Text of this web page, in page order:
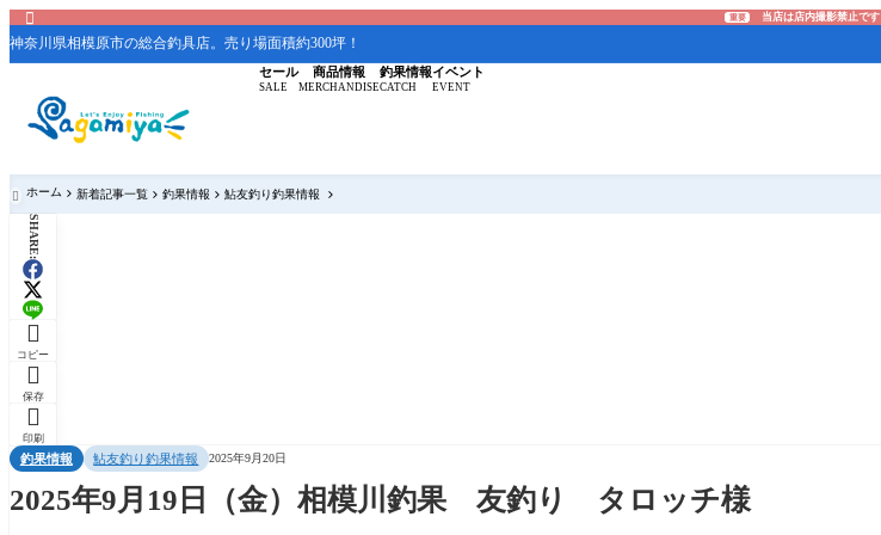
 重要 当店は店内撮影禁止です
神奈川県相模原市の総合釣具店。売り場面積約300坪！
セール
SALE
商品情報
MERCHANDISE
釣果情報
CATCH
イベント
EVENT
 ホーム 新着記事一覧 釣果情報 鮎友釣り釣果情報
SHARE:

コピー

保存

印刷
釣果情報 鮎友釣り釣果情報 2025年9月20日
2025年9月19日（金）相模川釣果 友釣り タロッチ様